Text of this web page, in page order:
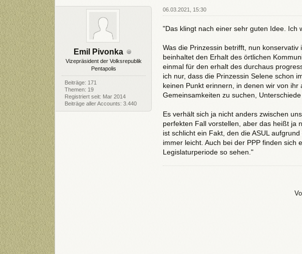
Emil Pivonka
Vizepräsident der Volksrepublik
Pentapolis
Beiträge: 171
Themen: 19
Registriert seit: Mar 2014
Beiträge aller Accounts: 3.440
06.03.2021, 15:30
"Das klingt nach einer sehr guten Idee. Ich
Was die Prinzessin betrifft, nun
beinhaltet den Erhalt des örtlichen
einmal für den erhalt des durchaus
ich nur, dass die Prinzessin Selene schon
keinen Punkt erinnern, in denen wir von
Gemeinsamkeiten zu suchen,
Es verhält sich ja nicht anders zwischen
perfekten Fall vorstellen, aber das heißt ja
ist schlicht ein Fakt, den die ASUL
immer leicht. Auch bei der PPP finden sich
Legislaturperiode so sehen."